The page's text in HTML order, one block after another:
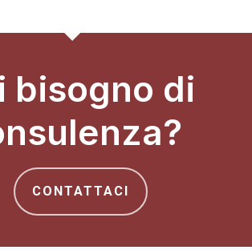
bisogno di
CONTATTACI